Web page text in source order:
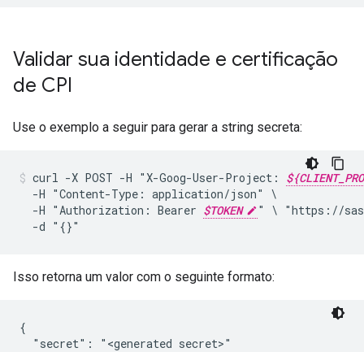
Validar sua identidade e certificação
de CPI
Use o exemplo a seguir para gerar a string secreta:
curl -X POST -H "X-Goog-User-Project:
-H "Content-Type: application/json"
-H "Authorization: Bearer $TOKEN " \ "https://
-d "{}"
Isso retorna um valor com o seguinte formato:
{
  "secret": "<generated secret>"